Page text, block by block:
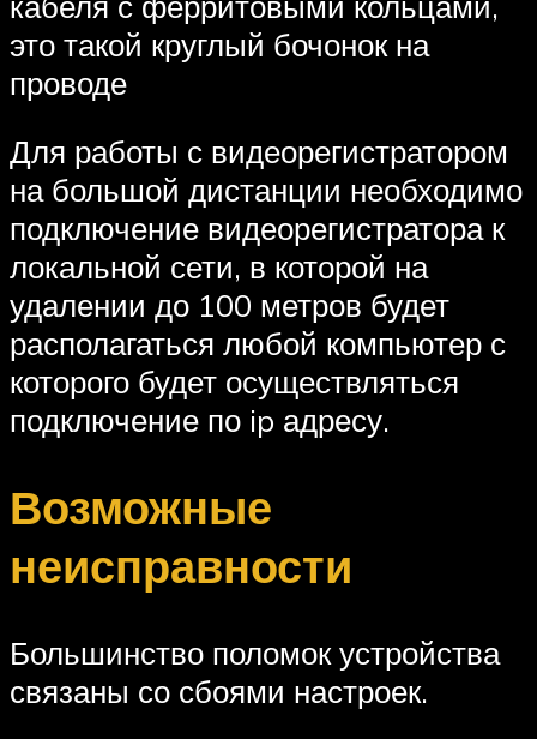
это такой круглый бочонок на
проводе
Для работы с видеорегистратором
на большой дистанции необходимо
подключение видеорегистратора к
локальной сети, в которой на
удалении до 100 метров будет
располагаться любой компьютер с
которого будет осуществляться
подключение по ip адресу.
Возможные
неисправности
Большинство поломок устройства
связаны со сбоями настроек.